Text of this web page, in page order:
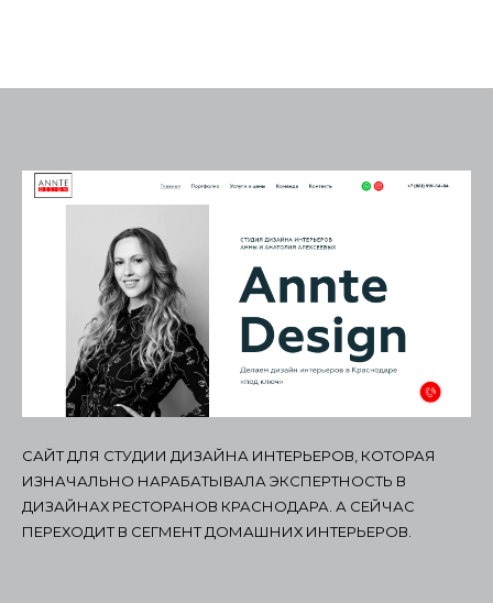
САЙТ ДЛЯ СТУДИИ ДИЗАЙНА ИНТЕРЬЕРОВ, КОТОРАЯ
ИЗНАЧАЛЬНО НАРАБАТЫВАЛА ЭКСПЕРТНОСТЬ В
ДИЗАЙНАХ РЕСТОРАНОВ КРАСНОДАРА. А СЕЙЧАС
ПЕРЕХОДИТ В СЕГМЕНТ ДОМАШНИХ ИНТЕРЬЕРОВ.